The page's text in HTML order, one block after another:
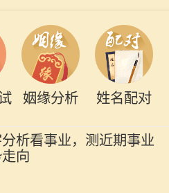
姻缘分析 姓名配对
分析看事业，测近期事业
向